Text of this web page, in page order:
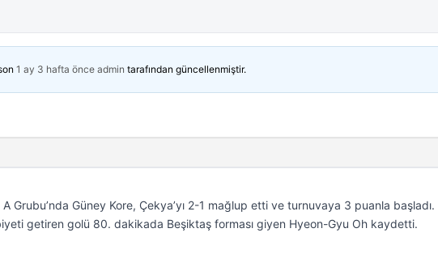
1 ay 3 hafta önce admin tarafından güncellenmiştir.
Grubu’nda Güney Kore, Çekya’yı 2-1 mağlup etti ve turnuvaya 3 puanla başladı.
getiren golü 80. dakikada Beşiktaş forması giyen Hyeon-Gyu Oh kaydetti.